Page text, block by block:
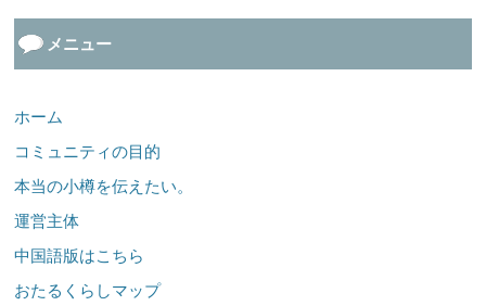
メニュー
ホーム
コミュニティの目的
本当の小樽を伝えたい。
運営主体
中国語版はこちら
おたるくらしマップ